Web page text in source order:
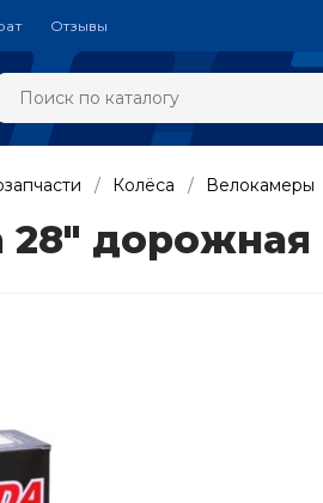
Отзывы
Колёса Велокамеры
28" дорожная